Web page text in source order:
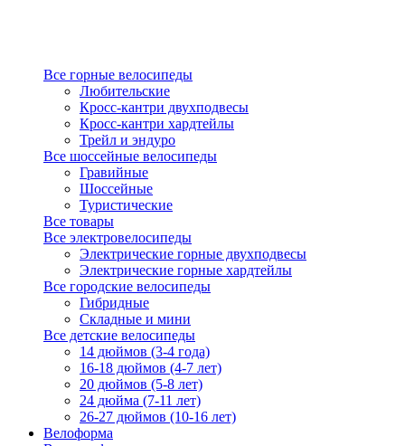
Все горные велосипеды
Любительские
Кросс-кантри двухподвесы
Кросс-кантри хардтейлы
Трейл и эндуро
Все шоссейные велосипеды
Гравийные
Шоссейные
Туристические
Все товары
Все электровелосипеды
Электрические горные двухподвесы
Электрические горные хардтейлы
Все городские велосипеды
Гибридные
Складные и мини
Все детские велосипеды
14 дюймов (3-4 года)
16-18 дюймов (4-7 лет)
20 дюймов (5-8 лет)
24 дюйма (7-11 лет)
26-27 дюймов (10-16 лет)
Велоформа